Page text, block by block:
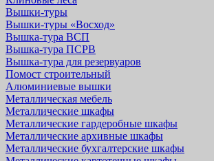
Вышки-туры
Вышки-туры «Восход»
Вышка-тура ВСП
Вышка-тура ПСРВ
Вышка-тура для резервуаров
Помост строительный
Алюминиевые вышки
Металлическая мебель
Металлические шкафы
Металлические гардеробные шкафы
Металлические архивные шкафы
Металлические бухгалтерские шкафы